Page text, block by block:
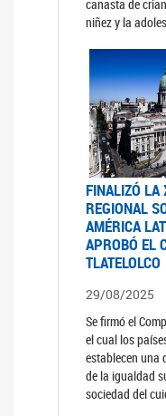
canasta de
niñez y la
FINALIZÓ LA
REGIONAL
AMÉRICA
APROBÓ EL
TLATELOLCO
29/08/2025
Se firmó el
el cual los
establecen una
de la igualdad
sociedad del